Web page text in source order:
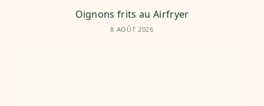
Oignons frits au Airfryer
8 AOÛT 2026